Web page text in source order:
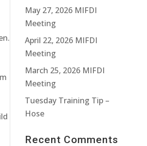
May 27, 2026 MIFDI
Meeting
April 22, 2026 MIFDI
Meeting
March 25, 2026 MIFDI
Meeting
Tuesday Training Tip –
Hose
Recent Comments